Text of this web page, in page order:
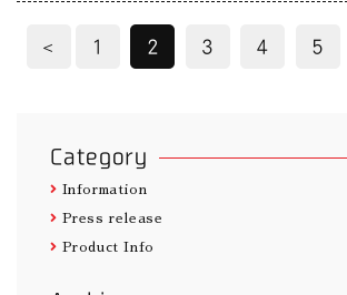
＜ 1 2 3 4 5
Category
Information
Press release
Product Info